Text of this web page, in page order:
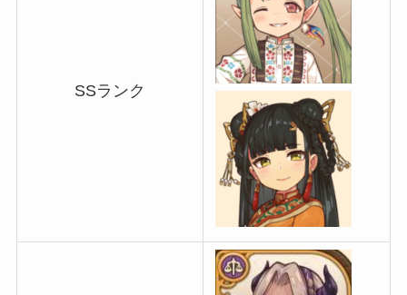
SSランク